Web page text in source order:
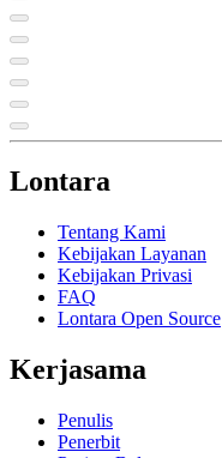
Lontara
Tentang Kami
Kebijakan Layanan
Kebijakan Privasi
FAQ
Lontara Open Source
Kerjasama
Penulis
Penerbit